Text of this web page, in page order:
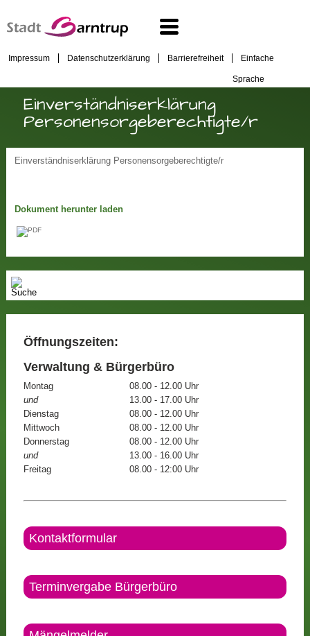
Impressum Datenschutzerklärung Barrierefreiheit Einfache
Sprache
Einverständniserklärung
Personensorgeberechtigte/r
Einverständniserklärung Personensorgeberechtigte/r
Dokument herunter laden
Öffnungszeiten:
Verwaltung & Bürgerbüro
Montag
08.00 - 12.00 Uhr
und
13.00 - 17.00 Uhr
Dienstag
08.00 - 12.00 Uhr
Mittwoch
08.00 - 12.00 Uhr
Donnerstag
08.00 - 12.00 Uhr
und
13.00 - 16.00 Uhr
Freitag
08.00 - 12:00 Uhr
Kontaktformular
Terminvergabe Bürgerbüro